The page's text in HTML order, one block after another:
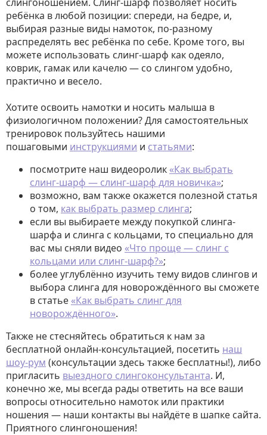
ребёнка в любой позиции: спереди, на бедре, и,
выбирая разные виды намоток, по-разному
распределять вес ребёнка по себе. Кроме того, вы
можете использовать слинг-шарф как одеяло,
коврик, гамак или качелю — со слингом удобно,
практично и весело.
Хотите освоить намотки и носить малыша в
физиологичном положении? Для самостоятельных
тренировок пользуйтесь нашими
пошаговыми инструкциями и статьями:
посмотрите наш видеоролик «Как выбрать
слинг-шарф — слинг-шарф для новичка»;
возможно, вам также окажется полезной статья
о том, как выбрать размер слинга;
если вы выбираете между покупкой слинга-
шарфа и слинга с кольцами, то специально для
вас мы сняли видео «Что проще — слинг с
кольцами или слинг-шарф?»;
более углублённо изучить тему видов слингов и
выбора слинга для новорождённого вы сможете
в статье «Как выбрать слинг для
новорождённого».
Также не стесняйтесь обратиться к нам за
бесплатной онлайн-консультацией, посетить наш
шоу-рум (консультации здесь также бесплатны!), либо
пригласить выездного слингоконсультанта. И,
конечно же, мы всегда рады ответить на все ваши
вопросы относительно намоток или практики
ношения — наши контакты вы найдёте в шапке сайта.
Приятного слингоношения!